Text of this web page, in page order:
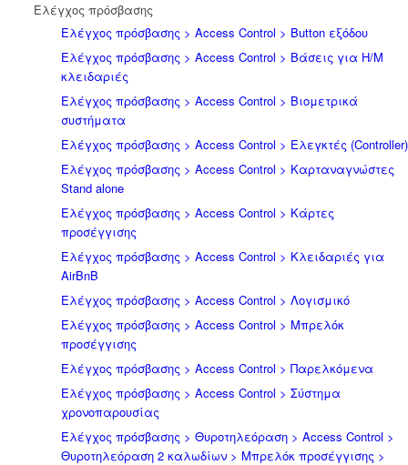
Ελέγχος πρόσβασης
Ελέγχος πρόσβασης > Access Control > Button εξόδου
Ελέγχος πρόσβασης > Access Control > Βάσεις για Η/Μ
κλειδαριές
Ελέγχος πρόσβασης > Access Control > Βιομετρικά
συστήματα
Ελέγχος πρόσβασης > Access Control > Ελεγκτές (Controller)
Ελέγχος πρόσβασης > Access Control > Καρταναγνώστες
Stand alone
Ελέγχος πρόσβασης > Access Control > Κάρτες
προσέγγισης
Ελέγχος πρόσβασης > Access Control > Κλειδαριές για
AirBnB
Ελέγχος πρόσβασης > Access Control > Λογισμικό
Ελέγχος πρόσβασης > Access Control > Μπρελόκ
προσέγγισης
Ελέγχος πρόσβασης > Access Control > Παρελκόμενα
Ελέγχος πρόσβασης > Access Control > Σύστημα
χρονοπαρουσίας
Ελέγχος πρόσβασης > Θυροτηλεόραση > Access Control >
Θυροτηλεόραση 2 καλωδίων > Μπρελόκ προσέγγισης >